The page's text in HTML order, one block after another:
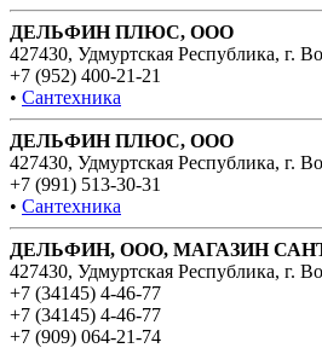
ДЕЛЬФИН ПЛЮС, ООО
427430, Удмуртская Республика, г.
+7 (952) 400-21-21
• Сантехника
ДЕЛЬФИН ПЛЮС, ООО
427430, Удмуртская Республика, г.
+7 (991) 513-30-31
• Сантехника
ДЕЛЬФИН, ООО, МАГАЗИН
427430, Удмуртская Республика, г.
+7 (34145) 4-46-77
+7 (34145) 4-46-77
+7 (909) 064-21-74